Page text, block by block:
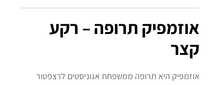
אוזמפיק תרופה – רקע
קצר
אוזמפיק היא תרופה ממשפחת אגוניסטים לרצפטור